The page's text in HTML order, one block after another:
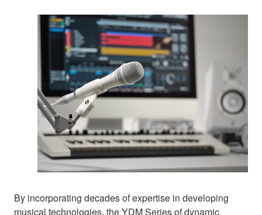
By incorporating decades of expertise in developing
musical technologies, the YDM Series of dynamic